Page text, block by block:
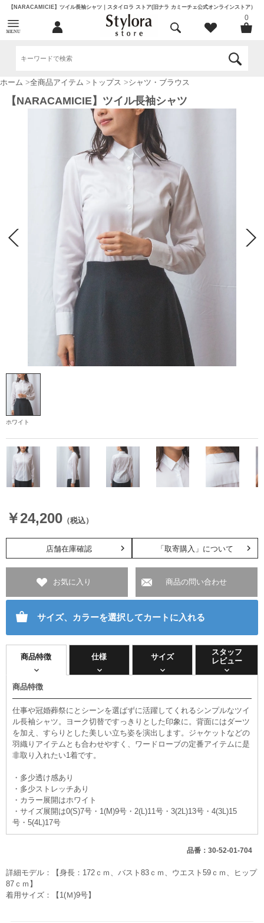
【NARACAMICIE】ツイル長袖シャツ｜スタイロラ ストア(旧ナラ カミーチェ公式オンラインストア）
0
ホーム >全商品アイテム > トップス >シャツ・ブラウス
【NARACAMICIE】ツイル長袖シャツ
ホワイト
￥24,200 （税込）
「取寄購入」について
店舗在庫確認
お気に入り 商品の問い合わせ
サイズ、カラーを選択してカートに入れる
商品特徴 仕様 サイズ
スタッフ
レビュー
商品特徴
仕事や冠婚葬祭にとシーンを選ばずに活躍してくれるシンプルなツイ
ル長袖シャツ。ヨーク切替ですっきりとした印象に。背面にはダーツ
を加え、すらりとした美しい立ち姿を演出します。ジャケットなどの
羽織りアイテムとも合わせやすく、ワードローブの定番アイテムに是
非取り入れたい1着です。
・多少透け感あり
・多少ストレッチあり
・カラー展開はホワイト
・サイズ展開は0(S)7号・1(M)9号・2(L)11号・3(2L)13号・4(3L)15
号・5(4L)17号
品番：30-52-01-704
詳細モデル：【身長：172ｃｍ、バスト83ｃｍ、ウエスト59ｃｍ、ヒップ
87ｃｍ】
着用サイズ：【1(Ｍ)9号】